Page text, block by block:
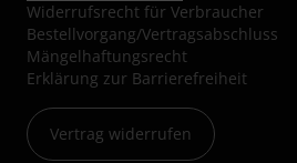
Widerrufsrecht für Verbraucher
Bestellvorgang/Vertragsabschluss
Mängelhaftungsrecht
Erklärung zur Barrierefreiheit
Vertrag widerrufen